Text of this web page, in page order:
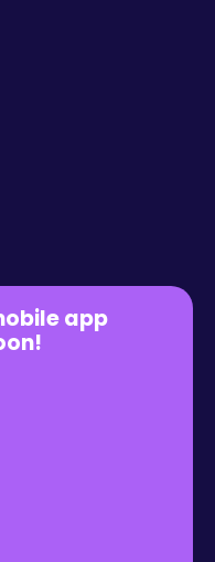
app